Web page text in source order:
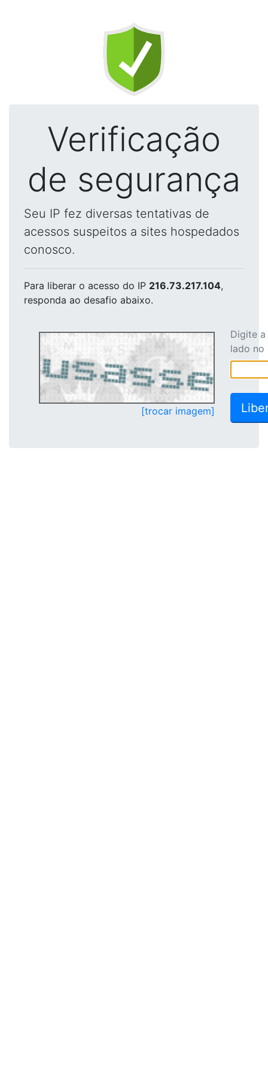
Verificação
de segurança
Seu IP fez diversas tentativas de
acessos suspeitos a sites hospedados
conosco.
Para liberar o acesso do IP 216.73.217.104,
responda ao desafio abaixo.
[trocar imagem]
Digite
lado no